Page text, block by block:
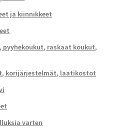
ja kiinnikkeet
raskaat koukut,
korijärjestelmät, laatikostot
varten